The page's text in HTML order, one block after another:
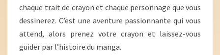
chaque trait de crayon et chaque personnage que vous
dessinerez. C’est une aventure passionnante qui vous
attend, alors prenez votre crayon et laissez-vous
guider par l’histoire du manga.